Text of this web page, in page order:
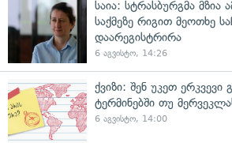
საია: სტრასბურგმა
საქმეზე რიგით მეოთხე
დაარეგისტრირა
6 აგვისტო, 14:26
ქვიზი: შენ უკეთ
ტერმინებში თუ
6 აგვისტო, 14:00